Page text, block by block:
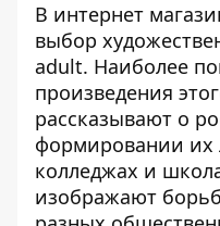
В интернет
выбор
adult. Наиболее
произведения
рассказывают о
формировании их
колледжах и
изображают